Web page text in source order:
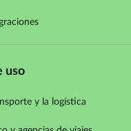
uso
y la logística